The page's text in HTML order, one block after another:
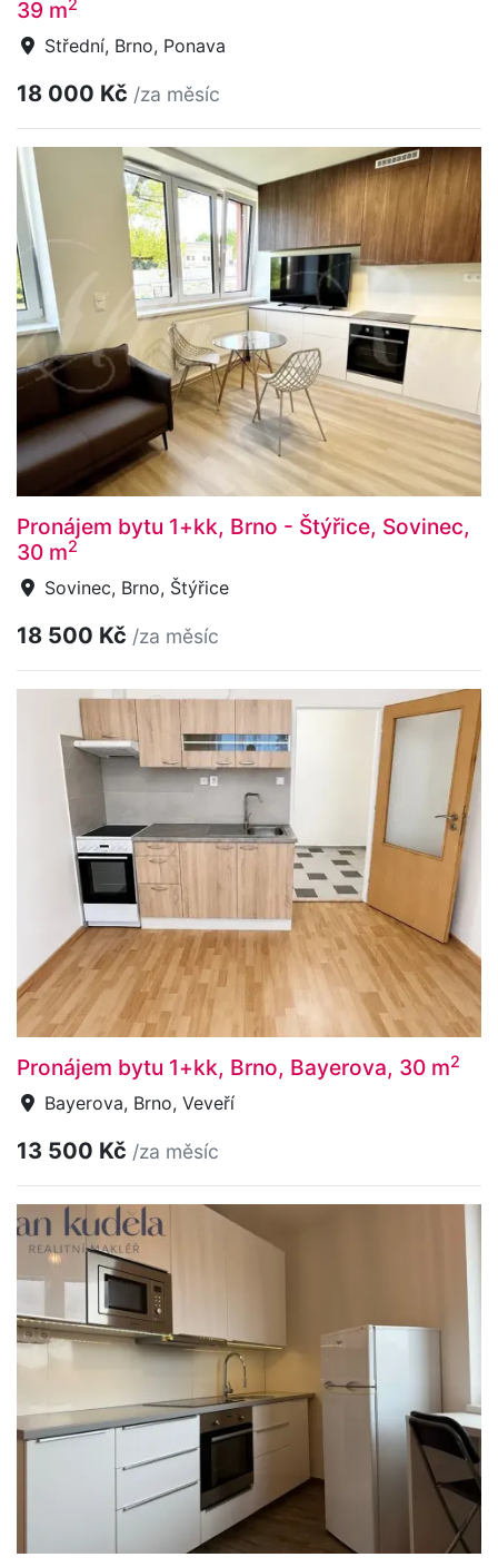
39 m2
Střední, Brno, Ponava
18 000 Kč /za měsíc
Pronájem bytu 1+kk, Brno - Štýřice, Sovinec,
30 m2
Sovinec, Brno, Štýřice
18 500 Kč /za měsíc
Pronájem bytu 1+kk, Brno, Bayerova, 30 m2
Bayerova, Brno, Veveří
13 500 Kč /za měsíc